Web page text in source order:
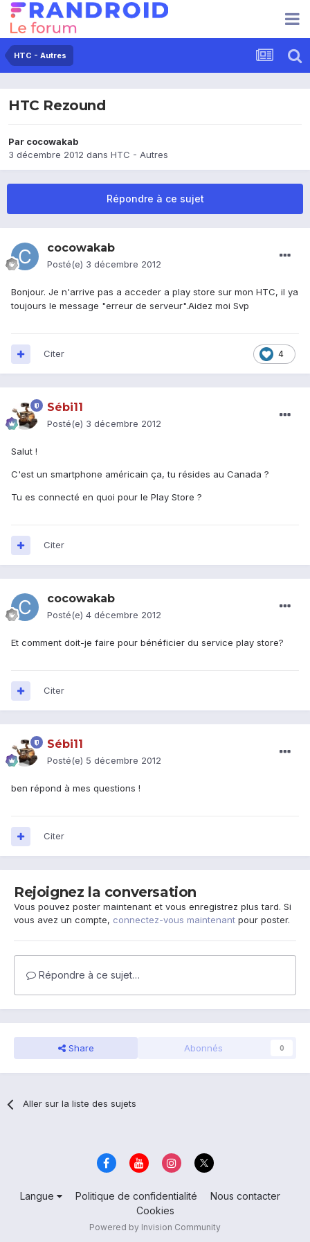
HTC - Autres
HTC Rezound
Par cocowakab
3 décembre 2012 dans HTC - Autres
Répondre à ce sujet
cocowakab
Posté(e) 3 décembre 2012
Bonjour. Je n'arrive pas a acceder a play store sur mon HTC, il ya
toujours le message "erreur de serveur".Aidez moi Svp
4
Citer
Sébi11
Posté(e) 3 décembre 2012
Salut !
C'est un smartphone américain ça, tu résides au Canada ?
Tu es connecté en quoi pour le Play Store ?
Citer
cocowakab
Posté(e) 4 décembre 2012
Et comment doit-je faire pour bénéficier du service play store?
Citer
Sébi11
Posté(e) 5 décembre 2012
ben répond à mes questions !
Citer
Rejoignez la conversation
Vous pouvez poster maintenant et vous enregistrez plus tard. Si
vous avez un compte, connectez-vous maintenant pour poster.
Répondre à ce sujet…
Share Abonnés 0
Aller sur la liste des sujets
Langue Politique de confidentialité
Nous contacter
Cookies
Powered by Invision Community